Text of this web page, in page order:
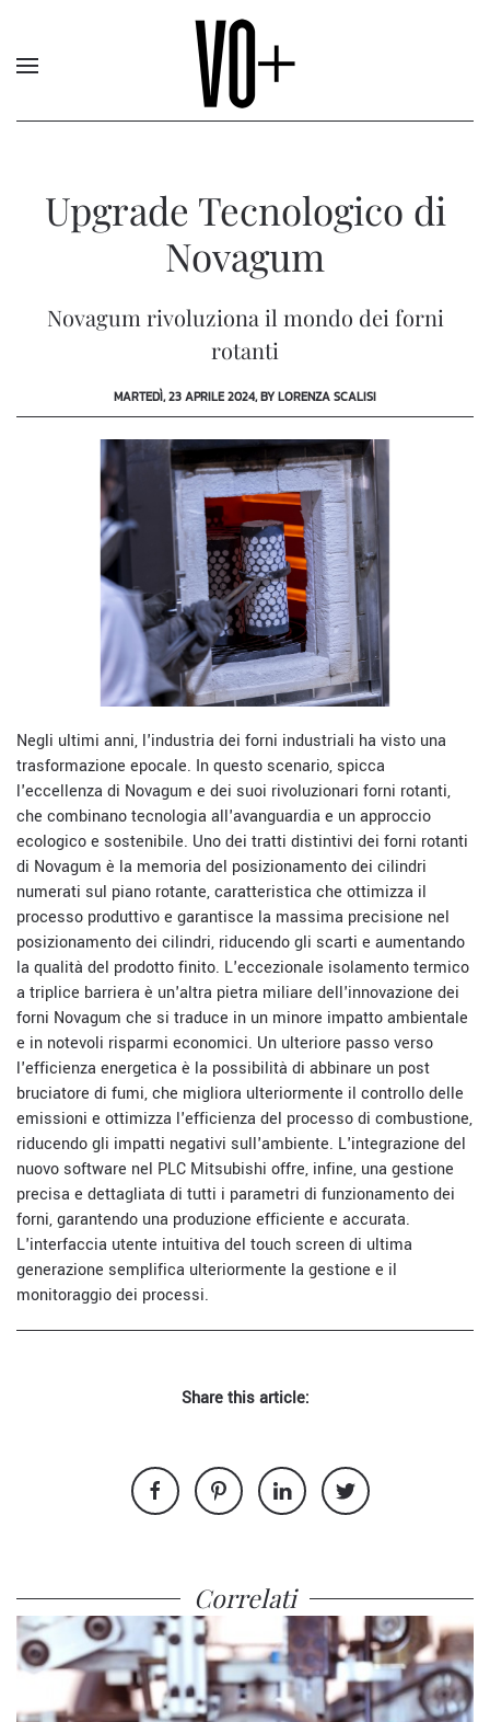
Upgrade Tecnologico di
Novagum
Novagum rivoluziona il mondo dei forni
rotanti
MARTEDÌ, 23 APRILE 2024, BY LORENZA SCALISI
Negli ultimi anni, l'industria dei forni industriali ha visto una
trasformazione epocale. In questo scenario, spicca
l'eccellenza di Novagum e dei suoi rivoluzionari forni rotanti,
che combinano tecnologia all'avanguardia e un approccio
ecologico e sostenibile. Uno dei tratti distintivi dei forni rotanti
di Novagum è la memoria del posizionamento dei cilindri
numerati sul piano rotante, caratteristica che ottimizza il
processo produttivo e garantisce la massima precisione nel
posizionamento dei cilindri, riducendo gli scarti e aumentando
la qualità del prodotto finito. L'eccezionale isolamento termico
a triplice barriera è un'altra pietra miliare dell'innovazione dei
forni Novagum che si traduce in un minore impatto ambientale
e in notevoli risparmi economici. Un ulteriore passo verso
l'efficienza energetica è la possibilità di abbinare un post
bruciatore di fumi, che migliora ulteriormente il controllo delle
emissioni e ottimizza l'efficienza del processo di combustione,
riducendo gli impatti negativi sull'ambiente. L'integrazione del
nuovo software nel PLC Mitsubishi offre, infine, una gestione
precisa e dettagliata di tutti i parametri di funzionamento dei
forni, garantendo una produzione efficiente e accurata.
L'interfaccia utente intuitiva del touch screen di ultima
generazione semplifica ulteriormente la gestione e il
monitoraggio dei processi.
Share this article:
Correlati